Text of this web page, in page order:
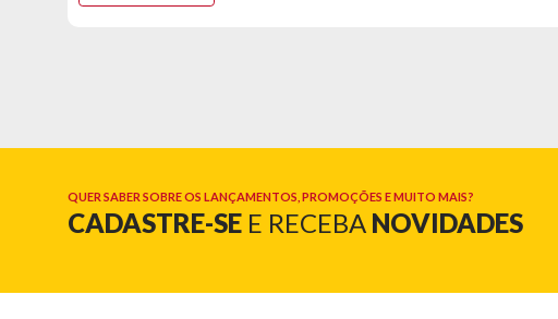
Características:
- Pés inclusos
- Dobradiças Metálicas
QUER SABER SOBRE OS LANÇAMENTOS, PROMOÇÕES E MUITO MAIS?
CADASTRE-SE E RECEBA NOVIDADES